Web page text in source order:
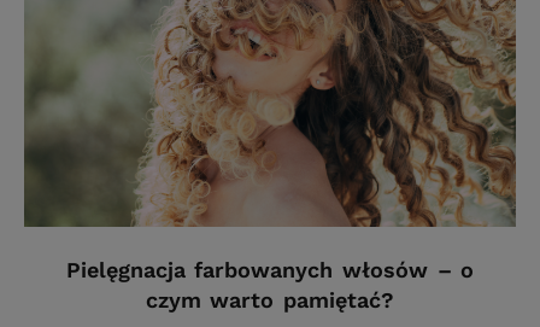
Pielęgnacja farbowanych włosów – o
czym warto pamiętać?